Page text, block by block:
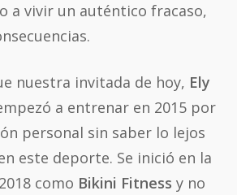
a vivir un auténtico fracaso,
nuestra invitada de hoy, Ely
a entrenar en 2015 por
personal sin saber lo lejos
este deporte. Se inició en la
como Bikini Fitness y no